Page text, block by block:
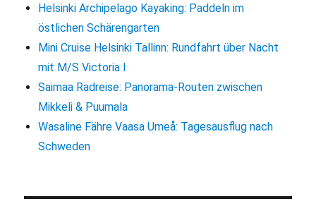
Helsinki Archipelago Kayaking: Paddeln im
östlichen Schärengarten
Mini Cruise Helsinki Tallinn: Rundfahrt über Nacht
mit M/S Victoria I
Saimaa Radreise: Panorama-Routen zwischen
Mikkeli & Puumala
Wasaline Fähre Vaasa Umeå: Tagesausflug nach
Schweden